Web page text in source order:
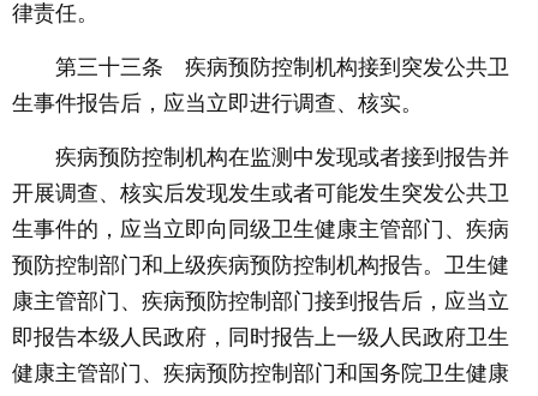
律责任。
第三十三条 疾病预防控制机构接到突发公共卫
生事件报告后，应当立即进行调查、核实。
疾病预防控制机构在监测中发现或者接到报告并
开展调查、核实后发现发生或者可能发生突发公共卫
生事件的，应当立即向同级卫生健康主管部门、疾病
预防控制部门和上级疾病预防控制机构报告。卫生健
康主管部门、疾病预防控制部门接到报告后，应当立
即报告本级人民政府，同时报告上一级人民政府卫生
健康主管部门、疾病预防控制部门和国务院卫生健康